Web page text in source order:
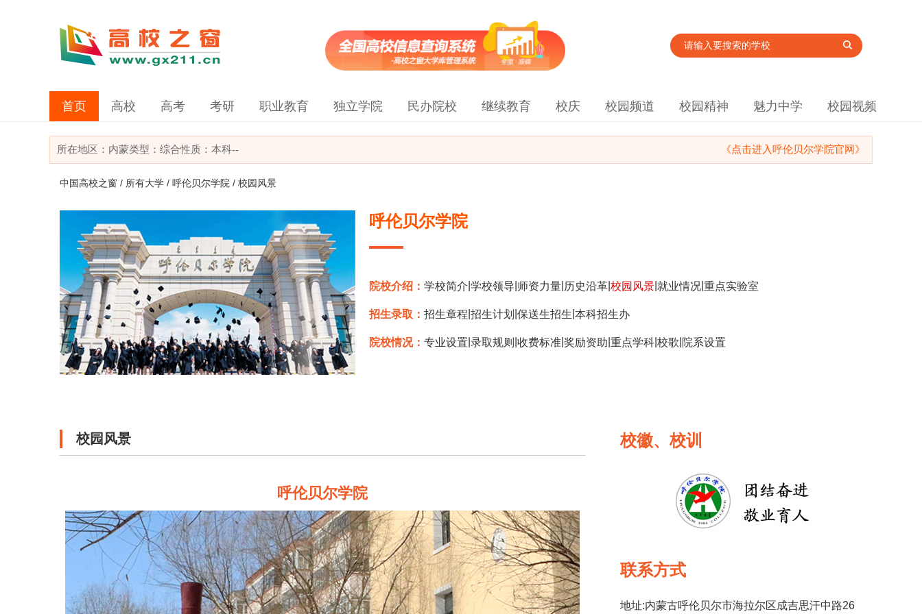
首页 高校 高考 考研 职业教育 独立学院 民办院校 继续教育 校庆 校园频道 校园精神 魅力中学 校园视频
所在地区： 内蒙类型： 综合性质：本科-- 《点击进入呼伦贝尔学院官网》
中国高校之窗 / 所有大学 / 呼伦贝尔学院 / 校园风景
呼伦贝尔学院
院校介绍：学校简介 |学校领导 师资力量 历史沿革 |校园风景 就业情况 |重点实验室
招生录取：招生章程 |招生计划 |保送生招生 |本科招生办
院校情况：专业设置 |录取规则 |收费标准 |奖励资助 |重点学科 |校歌 院系设置
校园风景
呼伦贝尔学院
校徽、校训
联系方式
地址:内蒙古呼伦贝尔市海拉尔区成吉思汗中路26